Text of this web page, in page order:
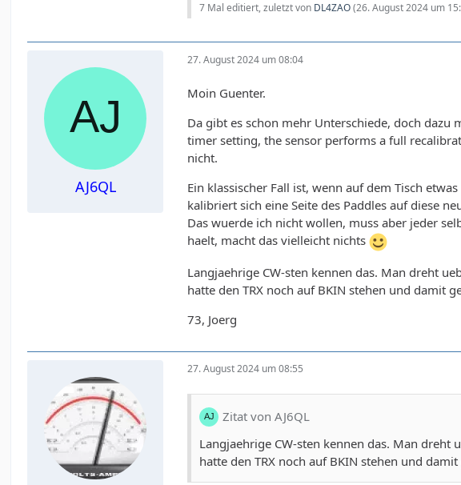
7 Mal editiert, zuletzt von DL4ZAO(26. August 2024 um
AJ6QL
27. August 2024 um 08:04
Moin Guenter.
Da gibt es schon mehr Unterschiede, doch
timer setting, the sensor performs a full
nicht.
Ein klassischer Fall ist, wenn auf dem Tisch
kalibriert sich eine Seite des Paddles auf diese
Das wuerde ich nicht wollen, muss aber jeder
haelt, macht das vielleicht nichts
Langjaehrige CW-sten kennen das. Man dreht
hatte den TRX noch auf BKIN stehen und damit
73, Joerg
27. August 2024 um 08:55
Zitat von AJ6QL
Langjaehrige CW-sten kennen das. Man
hatte den TRX noch auf BKIN stehen und